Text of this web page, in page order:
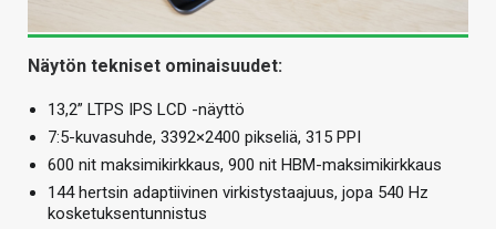
Näytön tekniset ominaisuudet:
13,2” LTPS IPS LCD -näyttö
7:5-kuvasuhde, 3392×2400 pikseliä, 315 PPI
600 nit maksimikirkkaus, 900 nit HBM-maksimikirkkaus
144 hertsin adaptiivinen virkistystaajuus, jopa 540 Hz
kosketuksentunnistus